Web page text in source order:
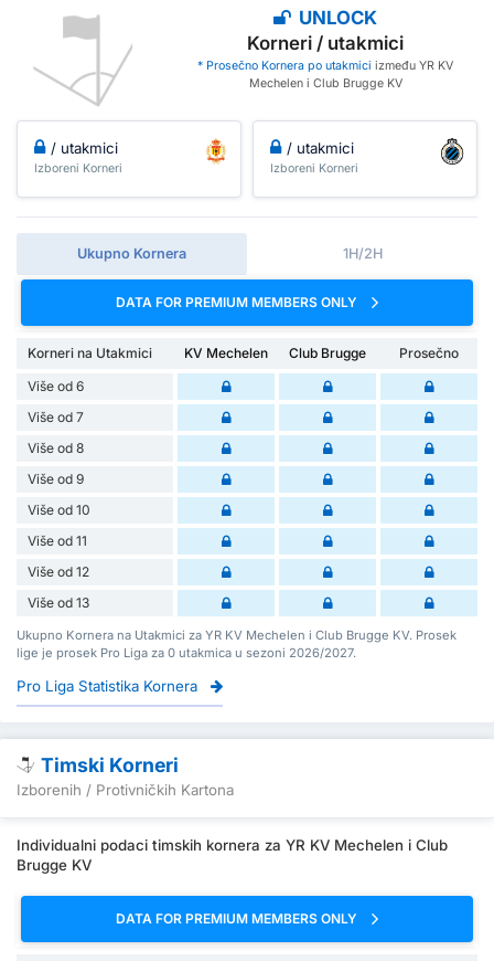
UNLOCK
Korneri / utakmici
* Prosečno Kornera po utakmiciizmeđu YR KV
Mechelen i Club Brugge KV
/ utakmici
Izboreni Korneri
/ utakmici
Izboreni Korneri
Ukupno Kornera 1H/2H
DATA FOR PREMIUM MEMBERS ONLY
Korneri na Utakmici KV Mechelen Club Brugge
Prosečno
Više od 6
Više od 7
Više od 8
Više od 9
Više od 10
Više od 11
Više od 12
Više od 13
Ukupno Kornera na Utakmici za YR KV Mechelen i Club Brugge KV. Prosek
lige je prosek Pro Liga za 0 utakmica u sezoni 2026/2027.
Pro Liga Statistika Kornera
Timski Korneri
Izborenih / Protivničkih Kartona
Individualni podaci timskih kornera za YR KV Mechelen i Club
Brugge KV
DATA FOR PREMIUM MEMBERS ONLY